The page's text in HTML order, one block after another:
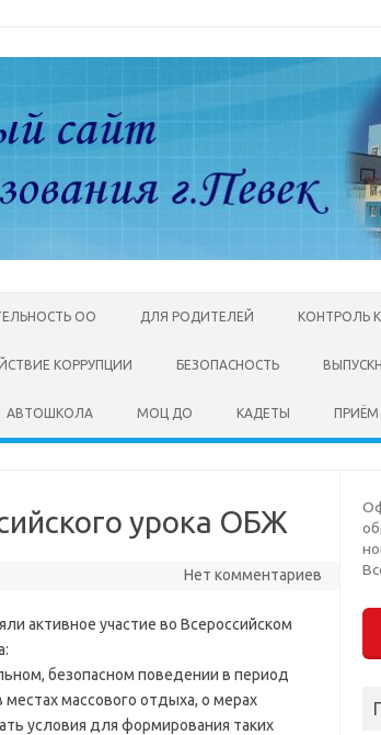
ОО ДЛЯ РОДИТЕЛЕЙ КОНТРОЛЬ
КОРРУПЦИИ БЕЗОПАСНОСТЬ
АВТОШКОЛА МОЦ ДО КАДЕТЫ ПРИЁМ
урока ОБЖ
Нет комментариев
активное участие во Всероссийском
безопасном поведении в период
массового отдыха, о мерах
условия для формирования таких